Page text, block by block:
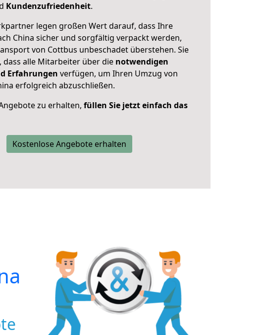
Kundenzufriedenheit.
legen großen Wert darauf, dass Ihre
China sicher und sorgfältig verpackt werden,
von Cottbus unbeschadet überstehen. Sie
dass alle Mitarbeiter über die notwendigen
Erfahrungen verfügen, um Ihren Umzug von
erfolgreich abzuschließen.
zu erhalten, füllen Sie jetzt einfach das
Kostenlose Angebote erhalten